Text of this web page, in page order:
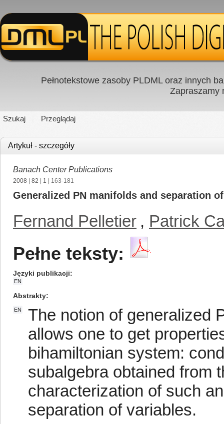
Pełnotekstowe zasoby PLDML oraz innych
Zapraszamy
Szukaj Przeglądaj
Artykuł - szczegóły
Banach Center Publications
2008 82 1 | 163-181
Generalized PN manifolds and separation
Fernand Pelletier , Patrick
Pełne teksty:
Języki publikacji
EN
Abstrakty
EN
The notion of generalized
allows one to get
bihamiltonian system:
subalgebra obtained from
characterization of such
separation of variables.